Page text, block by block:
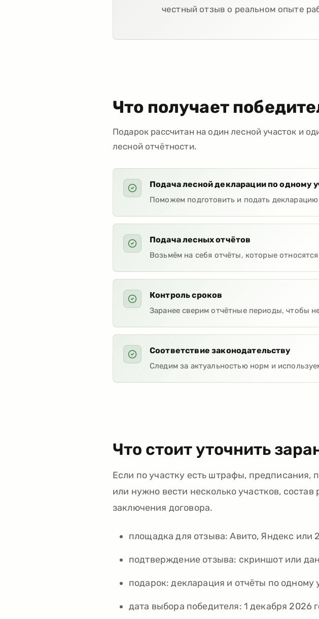
честный отзыв о реальном опыте
Что получает
Подарок рассчитан на один лесной участок и
лесной отчётности.
Подача лесной декларации по одному
Поможем подготовить и подать
Подача лесных отчётов
Возьмём на себя отчёты, которые
Контроль сроков
Заранее сверим отчётные периоды, чтобы
Соответствие законодательству
Следим за актуальностью норм и
Что стоит уточнить
Если по участку есть штрафы,
или нужно вести несколько участков,
заключения договора.
площадка для отзыва: Авито, Яндекс или
подтверждение отзыва: скриншот или
подарок: декларация и отчёты по одному
дата выбора победителя: 1 декабря 2026